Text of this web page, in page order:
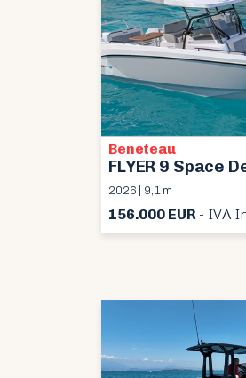
Beneteau
FLYER 9 Space
2026 | 9,1 m
156.000 EUR- IVA